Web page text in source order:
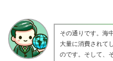
その通りです。海
大量に消費されて
のです。そして、